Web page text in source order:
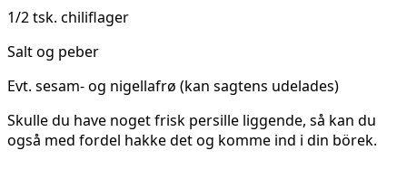
1/2 tsk. chiliflager
Salt og peber
Evt. sesam- og nigellafrø (kan sagtens udelades)
Skulle du have noget frisk persille liggende, så kan du
også med fordel hakke det og komme ind i din börek.